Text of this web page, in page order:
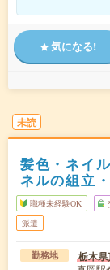
気になる!
未読
髪色・ネイ
ネルの組立
職種未経験OK
派遣
勤務地 栃木